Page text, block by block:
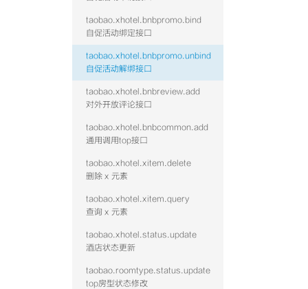
taobao.xhotel.bnbpromo.bind
自促活动绑定接口
taobao.xhotel.bnbpromo.unbind
自促活动解绑接口
taobao.xhotel.bnbreview.add
对外开放评论接口
taobao.xhotel.bnbcommon.add
通用调用top接口
taobao.xhotel.xitem.delete
删除 x 元素
taobao.xhotel.xitem.query
查询 x 元素
taobao.xhotel.status.update
酒店状态更新
taobao.roomtype.status.update
top房型状态修改